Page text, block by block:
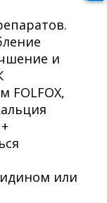
и
FOLFOX,
или